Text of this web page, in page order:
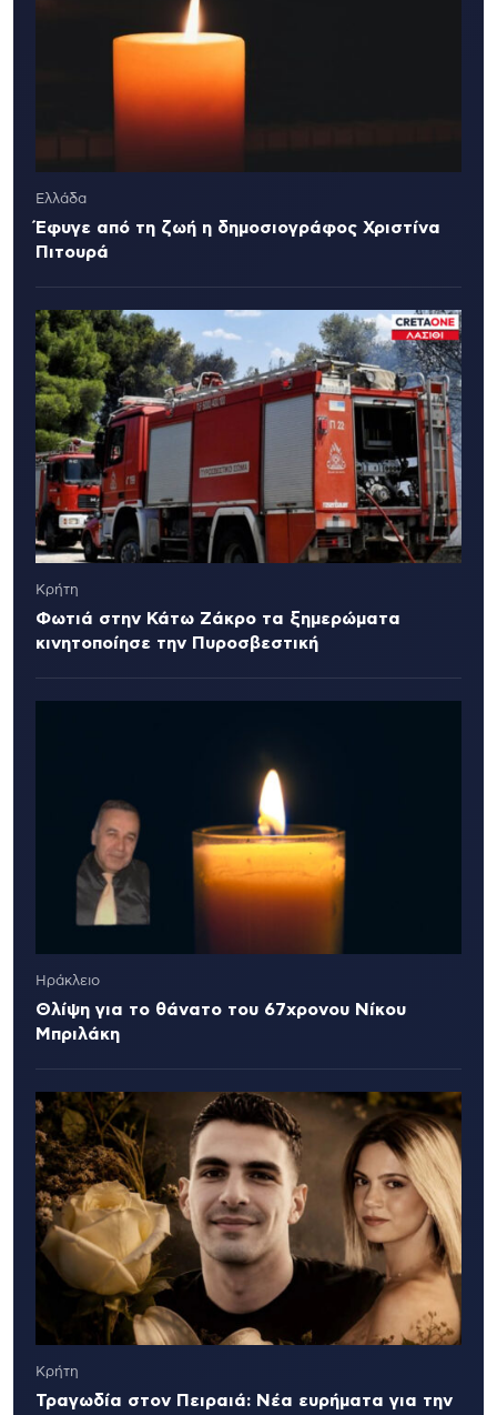
Ελλάδα
Έφυγε από τη ζωή η δημοσιογράφος Χριστίνα
Πιτουρά
Κρήτη
Φωτιά στην Κάτω Ζάκρο τα ξημερώματα
κινητοποίησε την Πυροσβεστική
Ηράκλειο
Θλίψη για το θάνατο του 67χρονου Νίκου
Μπριλάκη
Κρήτη
Τραγωδία στον Πειραιά: Νέα ευρήματα για την